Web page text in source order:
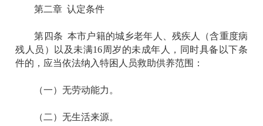
第二章 认定条件
第四条 本市户籍的城乡老年人、残疾人（含重度病
残人员）以及未满16周岁的未成年人，同时具备以下条
件的，应当依法纳入特困人员救助供养范围：
（一）无劳动能力。
（二）无生活来源。